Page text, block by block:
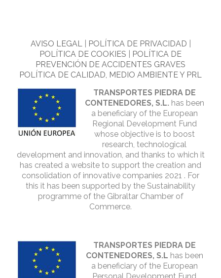
AVISO LEGAL POLÍTICA DE PRIVACIDAD
POLÍTICA DE COOKIES
POLÍTICA DE
PREVENCIÓN DE ACCIDENTES GRAVES
POLÍTICA DE CALIDAD, MEDIO AMBIENTE Y PRL
TRANSPORTES PIEDRA DE
CONTENEDORES, S.L. has been
a beneficiary of the European
Regional Development Fund
whose objective is to boost
research, technological
development and innovation, and thanks to which it
has created a website to support the creation and
consolidation of innovative companies 2021 . For
this it has been supported by the Sustainability
programme of the Gibraltar Chamber of
Commerce.
TRANSPORTES PIEDRA DE
CONTENEDORES, S.L has been
a beneficiary of the European
Personal Development Fund